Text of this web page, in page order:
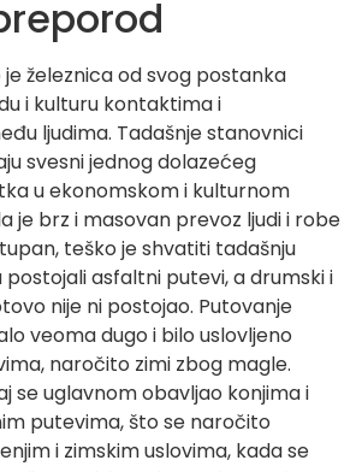
železnica od svog postanka
i kulturu kontaktima i
ljudima. Tadašnje stanovnici
svesni jednog dolazećeg
u ekonomskom i kulturnom
je brz i masovan prevoz ljudi i robe
teško je shvatiti tadašnju
postojali asfaltni putevi, a drumski i
nije ni postojao. Putovanje
veoma dugo i bilo uslovljeno
naročito zimi zbog magle.
se uglavnom obavljao konjima i
putevima, što se naročito
i zimskim uslovima, kada se